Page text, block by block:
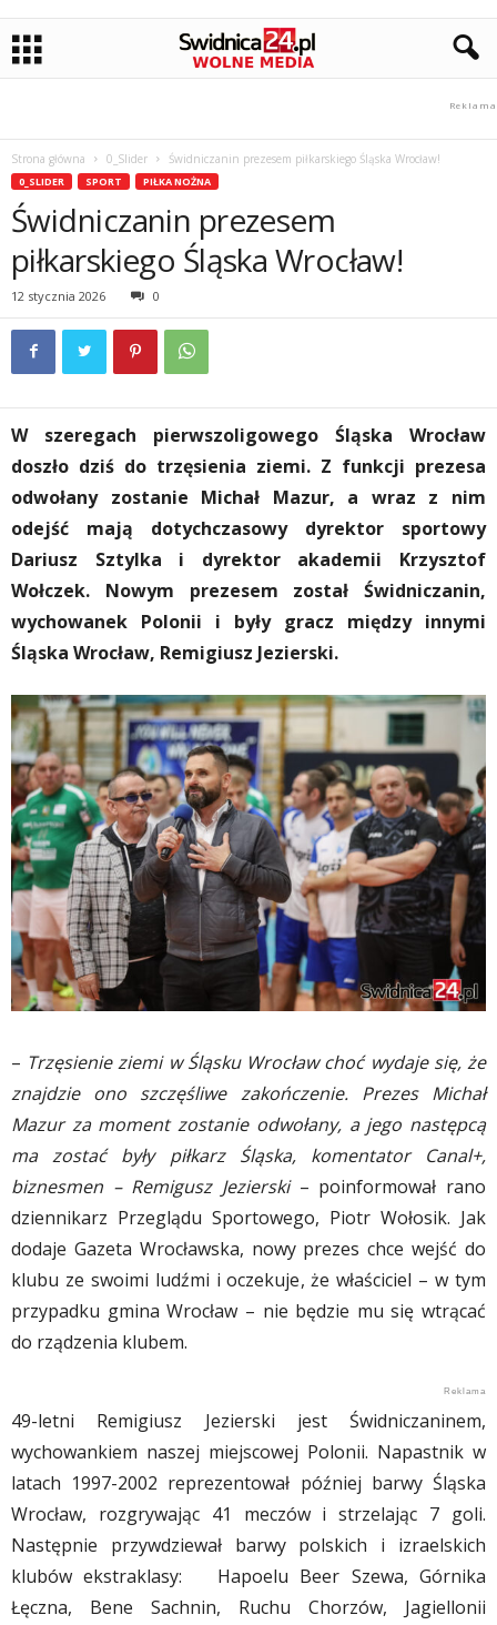
Strona główna 0_Slider Świdniczanin prezesem piłkarskiego Śląska Wrocław!
0_SLIDER SPORT PIŁKA NOŻNA
Świdniczanin prezesem
piłkarskiego Śląska Wrocław!
12 stycznia 2026 0
W szeregach pierwszoligowego Śląska Wrocław
doszło dziś do trzęsienia ziemi. Z funkcji prezesa
odwołany zostanie Michał Mazur, a wraz z nim
odejść mają dotychczasowy dyrektor sportowy
Dariusz Sztylka i dyrektor akademii Krzysztof
Wołczek. Nowym prezesem został Świdniczanin,
wychowanek Polonii i były gracz między innymi
Śląska Wrocław, Remigiusz Jezierski.
– Trzęsienie ziemi w Śląsku Wrocław choć wydaje się, że
znajdzie ono szczęśliwe zakończenie. Prezes Michał
Mazur za moment zostanie odwołany, a jego następcą
ma zostać były piłkarz Śląska, komentator Canal+,
biznesmen – Remigusz Jezierski– poinformował rano
dziennikarz Przeglądu Sportowego, Piotr Wołosik. Jak
dodaje Gazeta Wrocławska, nowy prezes chce wejść do
klubu ze swoimi ludźmi i oczekuje, że właściciel – w tym
przypadku gmina Wrocław – nie będzie mu się wtrącać
do rządzenia klubem.
49-letni Remigiusz Jezierski jest Świdniczaninem,
wychowankiem naszej miejscowej Polonii. Napastnik w
latach 1997-2002 reprezentował później barwy Śląska
Wrocław, rozgrywając 41 meczów i strzelając 7 goli.
Następnie przywdziewał barwy polskich i izraelskich
klubów ekstraklasy: Hapoelu Beer Szewa, Górnika
Łęczna, Bene Sachnin, Ruchu Chorzów, Jagiellonii